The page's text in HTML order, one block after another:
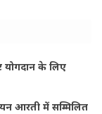
योगदान के लिए
आरती में सम्मिलित